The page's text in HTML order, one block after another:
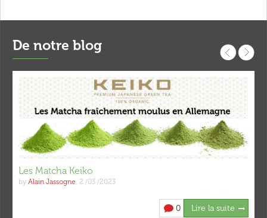
De notre blog
Les Matcha Keiko
by Alain Jassogne, 2 /03 /2023
0 Lire la suite